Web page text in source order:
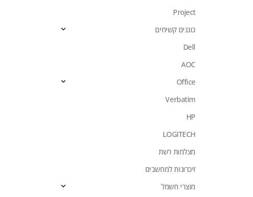
Project
כוננים קשיחים
Dell
AOC
Office
Verbatim
HP
LOGITECH
מצלמות רשת
זיכרונות למחשבים
מוצרי חשמל